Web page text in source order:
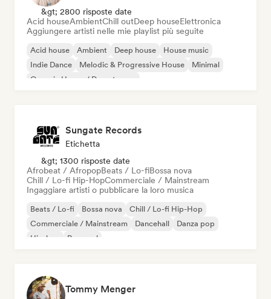
&gt; 2800 risposte date
Acid houseAmbientChill outDeep houseElettronica
Aggiungere artisti nelle mie playlist più seguite
Acid house Ambient Deep house
House music
Indie Dance
Melodic & Progressive House
Minimal
Organic House / Downtempo
Sungate Records
Etichetta
&gt; 1300 risposte date
Afrobeat / AfropopBeats / Lo-fiBossa nova
Chill / Lo-fi Hip-HopCommerciale / Mainstream
Ingaggiare artisti o pubblicare la loro musica
Beats / Lo-fi Bossa nova
Chill / Lo-fi Hip-Hop
Commerciale / Mainstream
Dancehall
Danza pop
Hip-hop
Pop soul
Tommy Menger